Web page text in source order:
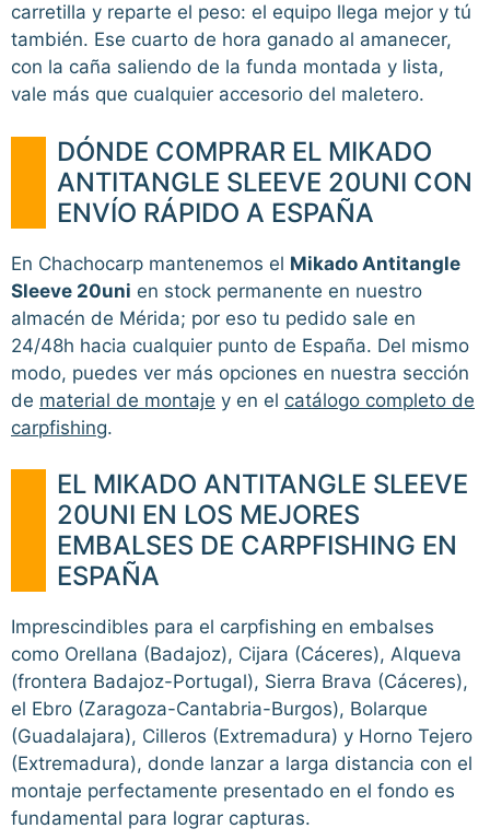
carretilla y reparte el peso: el equipo llega mejor y tú
también. Ese cuarto de hora ganado al amanecer,
con la caña saliendo de la funda montada y lista,
vale más que cualquier accesorio del maletero.
DÓNDE COMPRAR EL MIKADO
ANTITANGLE SLEEVE 20UNI CON
ENVÍO RÁPIDO A ESPAÑA
En Chachocarp mantenemos el Mikado Antitangle
Sleeve 20uni en stock permanente en nuestro
almacén de Mérida; por eso tu pedido sale en
24/48h hacia cualquier punto de España. Del mismo
modo, puedes ver más opciones en nuestra sección
de material de montaje y en el catálogo completo de
carpfishing.
EL MIKADO ANTITANGLE SLEEVE
20UNI EN LOS MEJORES
EMBALSES DE CARPFISHING EN
ESPAÑA
Imprescindibles para el carpfishing en embalses
como Orellana (Badajoz), Cijara (Cáceres), Alqueva
(frontera Badajoz-Portugal), Sierra Brava (Cáceres),
el Ebro (Zaragoza-Cantabria-Burgos), Bolarque
(Guadalajara), Cilleros (Extremadura) y Horno Tejero
(Extremadura), donde lanzar a larga distancia con el
montaje perfectamente presentado en el fondo es
fundamental para lograr capturas.